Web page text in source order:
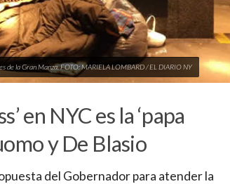
de la Gran Manza. FOTO: MARIELA LOMBARD / EL DIARIO NY
en NYC es la ‘papa
y De Blasio
del Gobernador para atender la